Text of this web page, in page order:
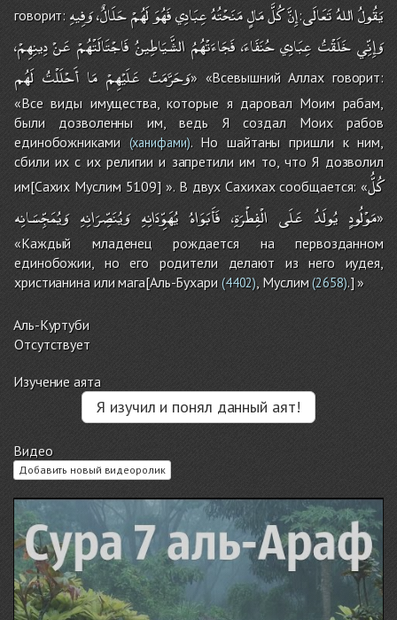
говорит: يَقُولُاللهُتَعَالَى:إِنَّكُلَّمَالٍمَنَحْتُهُعِبَادِيفَهُوَلَهُمْحَلَالٌ،وَفِيهِ
وَإِنِّيخَلَقْتُ عِبَادِيحُنَفَاءَ،فَجَاءَتْهُمُ الشَّيَاطِينُفَاجْتَالَتْهُمْعَنْدِينِهِمْ،
وَحَرَّمَتْ عَلَيْهِمْ مَا أَحْلَلْتُ لَهُم
» «Всевышний Аллах говорит:
«Все виды имущества, которые я даровал Моим рабам,
были дозволенны им, ведь Я создал Моих рабов
единобожниками(ханифами). Но шайтаны пришли к ним,
сбили их с их религии и запретили им то, что Я дозволил
им[Сахих Муслим 5109] ». В двух Сахихах сообщается: «كُلُّ
مَوْلُودٍ يُولَدُ عَلَى الْفِطْرَةِ، فَأَبَوَاهُ يُهَوِّدَانِهِ وَيُنَصِّرَانِهِ وَيُمَجِّسَانِه
»
«Каждый младенец рождается на первозданном
единобожии, но его родители делают из него иудея,
христианина или мага[Аль-Бухари(4402), Муслим(2658).] »
Аль-Куртуби
Отсутствует
Изучение аята
Я изучил и понял данный аят!
Видео
Добавить новый видеоролик